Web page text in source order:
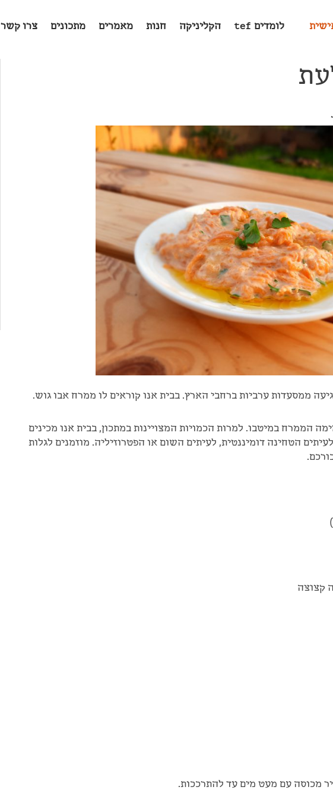
לומדים tef הקליניקה חנות מאמרים מתכונים צרו קשר
ממסעדות ערביות ברחבי הארץ. בבית אנו קוראים לו ממרח אבו גוש.
הממרח במיטבו. למרות הכמויות המצויינות במתכון, בבית אנו מכינים
הטחינה דומיננטית, לעיתים השום או הפטרוזיליה. מוזמנים לגלות
קצוצה
מכוסה עם מעט מים עד להתרככות.